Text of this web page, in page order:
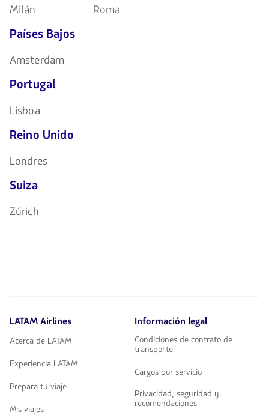
Milán Roma
Países Bajos
Amsterdam
Portugal
Lisboa
Reino Unido
Londres
Suiza
Zúrich
LATAM Airlines
Acerca de LATAM
Experiencia LATAM
Prepara tu viaje
Mis viajes
Información legal
Condiciones de contrato de
transporte
Cargos por servicio
Privacidad, seguridad y
recomendaciones